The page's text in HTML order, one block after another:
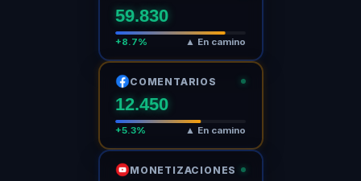
59.832
+8.7% ▲ En camino
COMENTARIOS
12.451
+5.3% ▲ En camino
MONETIZACIONES